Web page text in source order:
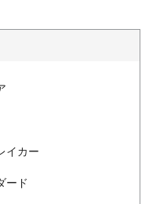
イカー
ード